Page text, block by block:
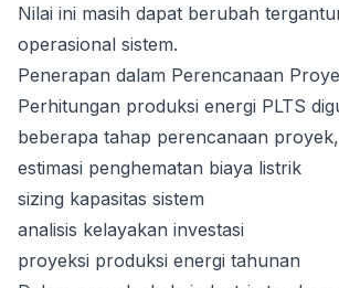
Nilai ini masih dapat berubah
operasional sistem.
Penerapan dalam Perencanaan
Perhitungan produksi energi PLTS
beberapa tahap perencanaan
estimasi penghematan biaya listrik
sizing kapasitas sistem
analisis kelayakan investasi
proyeksi produksi energi tahunan